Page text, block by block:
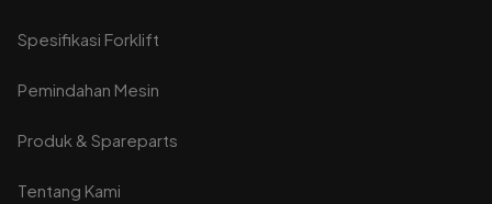
Spesifikasi Forklift
Pemindahan Mesin
Produk & Spareparts
Tentang Kami